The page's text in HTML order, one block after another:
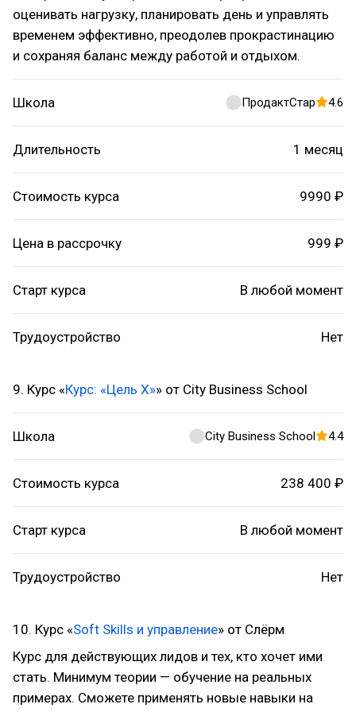
оценивать нагрузку, планировать день и управлять
временем эффективно, преодолев прокрастинацию
и сохраняя баланс между работой и отдыхом.
Школа ПродактСтар 4.6
Длительность 1 месяц
Стоимость курса 9990 ₽
Цена в рассрочку 999 ₽
Старт курса В любой момент
Трудоустройство Нет
9. Курс «Курс: «Цель Х»» от City Business School
Школа City Business School 4.4
Стоимость курса 238 400 ₽
Старт курса В любой момент
Трудоустройство Нет
10. Курс «Soft Skills и управление» от Слёрм
Курс для действующих лидов и тех, кто хочет ими
стать. Минимум теории — обучение на реальных
примерах. Сможете применять новые навыки на